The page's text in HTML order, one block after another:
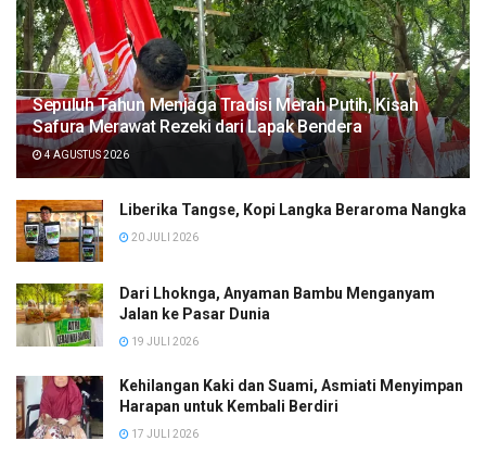
Sepuluh Tahun Menjaga Tradisi Merah Putih, Kisah
Safura Merawat Rezeki dari Lapak Bendera
4 AGUSTUS 2026
Liberika Tangse, Kopi Langka Beraroma Nangka
20 JULI 2026
Dari Lhoknga, Anyaman Bambu Menganyam
Jalan ke Pasar Dunia
19 JULI 2026
Kehilangan Kaki dan Suami, Asmiati Menyimpan
Harapan untuk Kembali Berdiri
17 JULI 2026